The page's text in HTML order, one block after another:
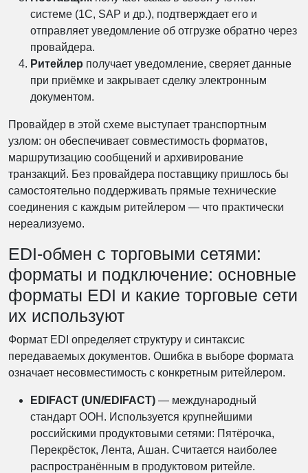
системе (1С, SAP и др.), подтверждает его и
отправляет уведомление об отгрузке обратно через
провайдера.
Ритейлер получает уведомление, сверяет данные
при приёмке и закрывает сделку электронным
документом.
Провайдер в этой схеме выступает транспортным
узлом: он обеспечивает совместимость форматов,
маршрутизацию сообщений и архивирование
транзакций. Без провайдера поставщику пришлось бы
самостоятельно поддерживать прямые технические
соединения с каждым ритейлером — что практически
нереализуемо.
EDI-обмен с торговыми сетями:
форматы и подключение: основные
форматы EDI и какие торговые сети
их используют
Формат EDI определяет структуру и синтаксис
передаваемых документов. Ошибка в выборе формата
означает несовместимость с конкретным ритейлером.
EDIFACT (UN/EDIFACT) — международный
стандарт ООН. Используется крупнейшими
российскими продуктовыми сетями: Пятёрочка,
Перекрёсток, Лента, Ашан. Считается наиболее
распространённым в продуктовом ритейле.